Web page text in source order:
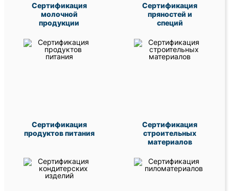
Сертификация
молочной
продукции
Сертификация
пряностей и
специй
Сертификация
продуктов питания
Сертификация
строительных
материалов